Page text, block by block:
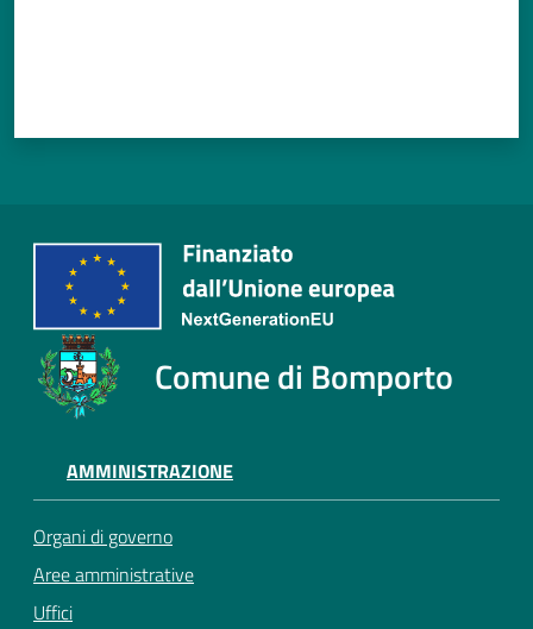
Comune di Bomporto
AMMINISTRAZIONE
Organi di governo
Aree amministrative
Uffici